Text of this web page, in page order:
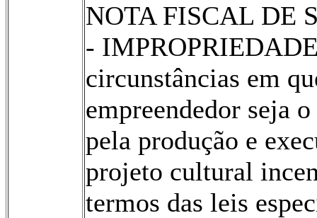
NOTA FISCAL DE
-
circunstâncias em
empreendedor seja
pela produção e
projeto cultural
termos das leis